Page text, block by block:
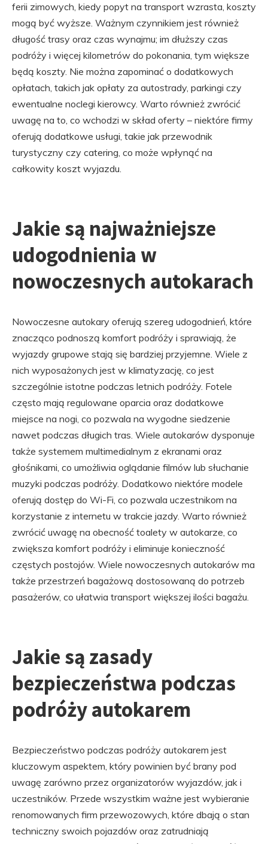
ferii zimowych, kiedy popyt na transport wzrasta, koszty
mogą być wyższe. Ważnym czynnikiem jest również
długość trasy oraz czas wynajmu; im dłuższy czas
podróży i więcej kilometrów do pokonania, tym większe
będą koszty. Nie można zapominać o dodatkowych
opłatach, takich jak opłaty za autostrady, parkingi czy
ewentualne noclegi kierowcy. Warto również zwrócić
uwagę na to, co wchodzi w skład oferty – niektóre firmy
oferują dodatkowe usługi, takie jak przewodnik
turystyczny czy catering, co może wpłynąć na
całkowity koszt wyjazdu.
Jakie są najważniejsze
udogodnienia w
nowoczesnych autokarach
Nowoczesne autokary oferują szereg udogodnień, które
znacząco podnoszą komfort podróży i sprawiają, że
wyjazdy grupowe stają się bardziej przyjemne. Wiele z
nich wyposażonych jest w klimatyzację, co jest
szczególnie istotne podczas letnich podróży. Fotele
często mają regulowane oparcia oraz dodatkowe
miejsce na nogi, co pozwala na wygodne siedzenie
nawet podczas długich tras. Wiele autokarów dysponuje
także systemem multimedialnym z ekranami oraz
głośnikami, co umożliwia oglądanie filmów lub słuchanie
muzyki podczas podróży. Dodatkowo niektóre modele
oferują dostęp do Wi-Fi, co pozwala uczestnikom na
korzystanie z internetu w trakcie jazdy. Warto również
zwrócić uwagę na obecność toalety w autokarze, co
zwiększa komfort podróży i eliminuje konieczność
częstych postojów. Wiele nowoczesnych autokarów ma
także przestrzeń bagażową dostosowaną do potrzeb
pasażerów, co ułatwia transport większej ilości bagażu.
Jakie są zasady
bezpieczeństwa podczas
podróży autokarem
Bezpieczeństwo podczas podróży autokarem jest
kluczowym aspektem, który powinien być brany pod
uwagę zarówno przez organizatorów wyjazdów, jak i
uczestników. Przede wszystkim ważne jest wybieranie
renomowanych firm przewozowych, które dbają o stan
techniczny swoich pojazdów oraz zatrudniają